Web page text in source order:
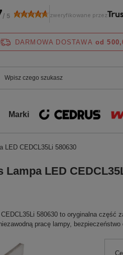
DARMOWA DOSTAWA od
Marki
LED CEDCL35Li 580630
Lampa LED
580630 to oryginalna część
pracę lampy,
/ 5 zweryfikowane przez